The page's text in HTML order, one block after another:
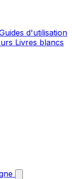
d'utilisation
Livres blancs